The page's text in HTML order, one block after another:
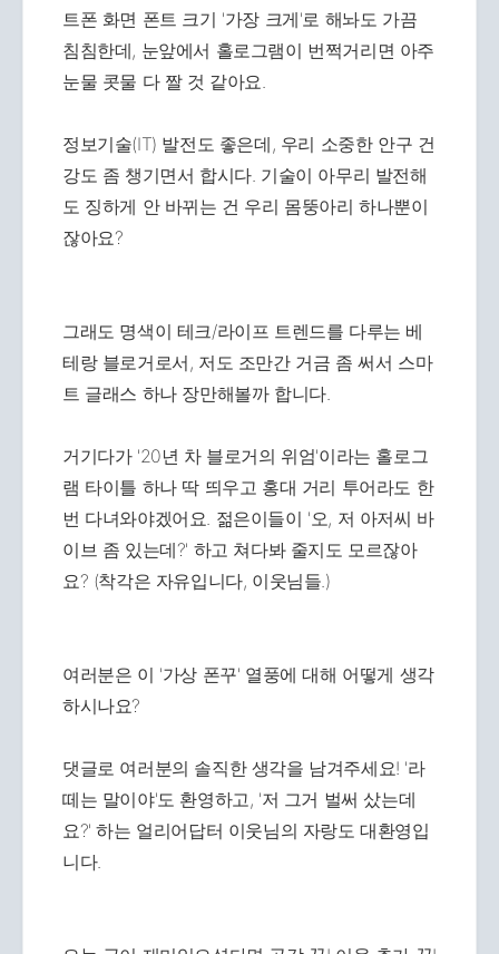
트폰 화면 폰트 크기 '가장 크게'로 해놔도 가끔
침침한데, 눈앞에서 홀로그램이 번쩍거리면 아주
눈물 콧물 다 짤 것 같아요.
정보기술(IT) 발전도 좋은데, 우리 소중한 안구 건
강도 좀 챙기면서 합시다. 기술이 아무리 발전해
도 징하게 안 바뀌는 건 우리 몸뚱아리 하나뿐이
잖아요?
그래도 명색이 테크/라이프 트렌드를 다루는 베
테랑 블로거로서, 저도 조만간 거금 좀 써서 스마
트 글래스 하나 장만해볼까 합니다.
거기다가 '20년 차 블로거의 위엄'이라는 홀로그
램 타이틀 하나 딱 띄우고 홍대 거리 투어라도 한
번 다녀와야겠어요. 젊은이들이 '오, 저 아저씨 바
이브 좀 있는데?' 하고 쳐다봐 줄지도 모르잖아
요? (착각은 자유입니다, 이웃님들.)
여러분은 이 '가상 폰꾸' 열풍에 대해 어떻게 생각
하시나요?
댓글로 여러분의 솔직한 생각을 남겨주세요! '라
떼는 말이야'도 환영하고, '저 그거 벌써 샀는데
요?' 하는 얼리어답터 이웃님의 자랑도 대환영입
니다.